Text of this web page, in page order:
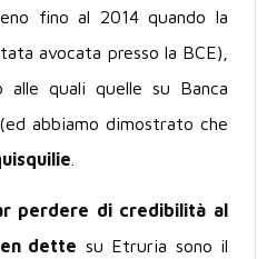
fino al 2014 quando la
avocata presso la BCE),
alle quali quelle su Banca
abbiamo dimostrato che
perdere di credibilità al
dette su Etruria sono il